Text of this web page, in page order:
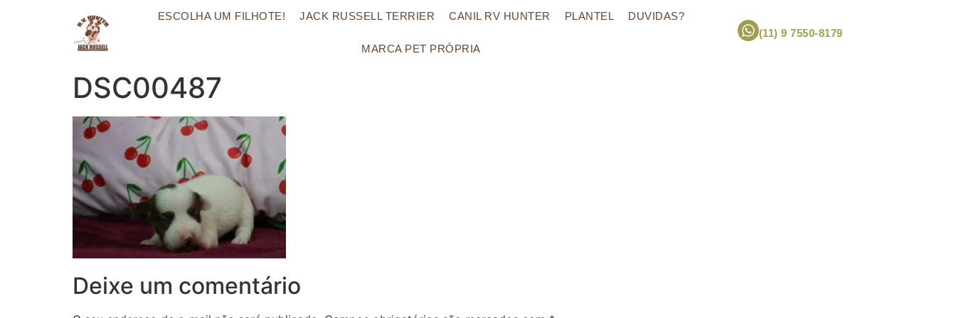
ESCOLHA UM FILHOTE! JACK RUSSELL TERRIER CANIL RV HUNTER PLANTEL DUVIDAS?
MARCA PET PRÓPRIA
(11) 9 7550-8179
DSC00487
Deixe um comentário